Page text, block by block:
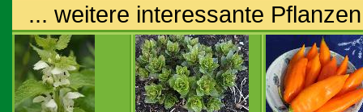
... weitere interessante Pflanzen